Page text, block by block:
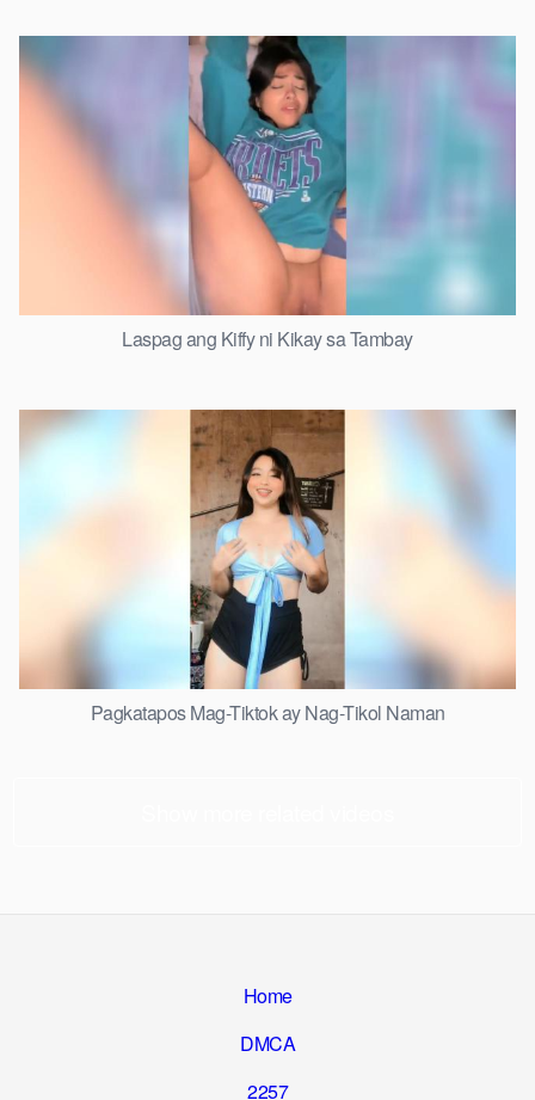
Laspag ang Kiffy ni Kikay sa Tambay
Pagkatapos Mag-Tiktok ay Nag-Tikol Naman
Home
DMCA
2257